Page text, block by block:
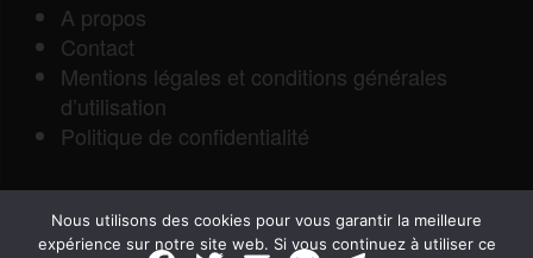
A propos
Contact
Mentions légales et conditions générales
d’utilisation
Politique de confidentialité
Nous utilisons des cookies pour vous garantir la meilleure
expérience sur notre site web. Si vous continuez à utiliser ce